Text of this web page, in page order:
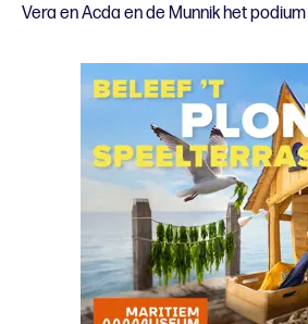
Vera en Acda en de Munnik het